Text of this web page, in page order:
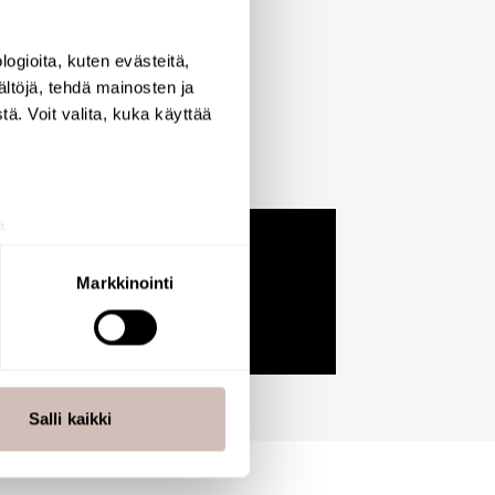
kuten evästeitä,
tehdä mainosten ja
Voit valita, kuka käyttää
. Voit muuttaa
alan
tietoja muihin tietoihin, joita
Markkinointi
Salli kaikki